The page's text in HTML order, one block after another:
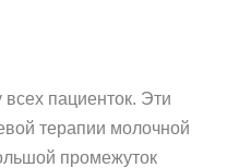
пациенток. Эти
терапии молочной
промежуток